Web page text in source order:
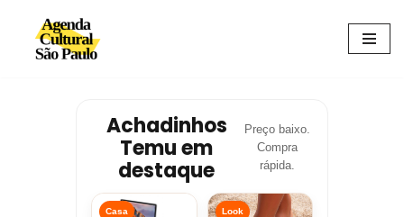
Avançar
Achadinhos
Temu em
destaque
Preço baixo.
Compra
rápida.
Casa Look